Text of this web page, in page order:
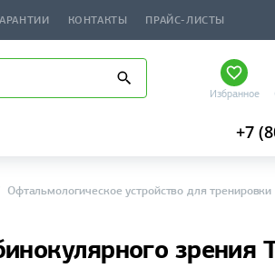
КОНТАКТЫ ПРАЙС-ЛИСТЫ
Избранное
+7
Офтальмологическое устройство для
зрения